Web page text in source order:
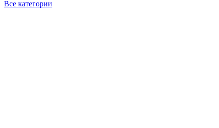
Все категории